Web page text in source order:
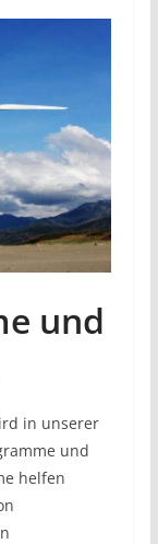
und
in unserer
und
helfen